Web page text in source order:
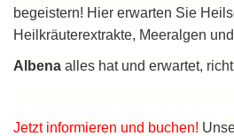
begeistern! Hier erwarten Sie
Heilkräuterextrakte, Meeralgen
Albena alles hat und erwartet,
Jetzt informieren und buchen!